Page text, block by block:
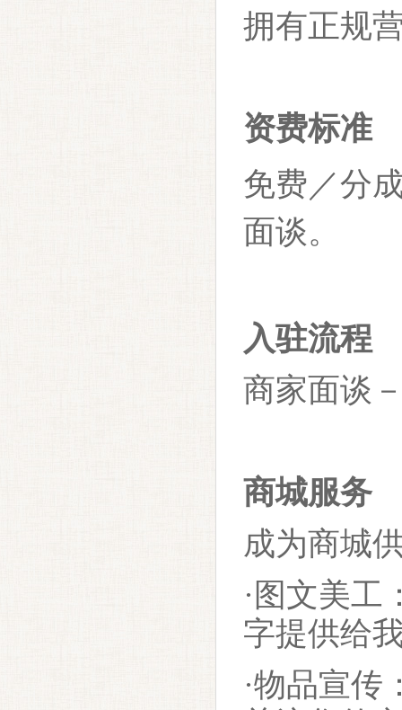
拥有正规
资费标准
免费／分
面谈。
入驻流程
商家面谈
商城服务
成为商城
·图文美工
字提供给
·物品宣传